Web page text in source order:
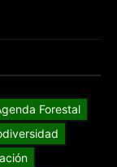
Forestal